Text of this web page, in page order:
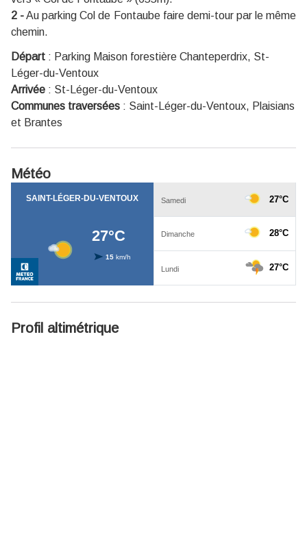
2 -Au parking Col de Fontaube faire demi-tour par le même
chemin.
Départ : Parking Maison forestière Chanteperdrix, St-
Léger-du-Ventoux
Arrivée : St-Léger-du-Ventoux
Communes traversées : Saint-Léger-du-Ventoux, Plaisians
et Brantes
Météo
Profil altimétrique